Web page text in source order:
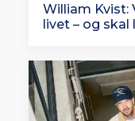
William Kvist:
livet – og